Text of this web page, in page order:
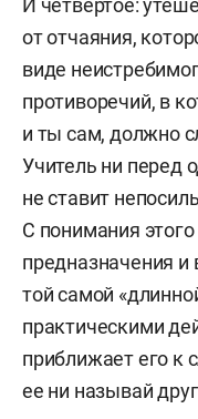
И четвертое:
от отчаяния,
виде
противоречий, в
и ты сам, должно
Учитель ни перед
не ставит
С понимания
предназначения
той самой
практическими
приближает его к
ее ни называй